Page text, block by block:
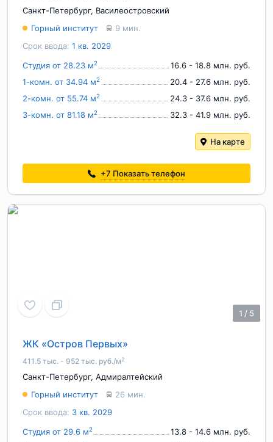
Санкт-Петербург, Василеостровский
Срок ввода: 1 кв. 2029
Горный институт 9 мин.
Студия от 28.23 м2
16.6 - 18.8 млн. руб.
1-комн. от 34.94 м2
20.4 - 27.6 млн. руб.
2-комн. от 55.74 м2
24.3 - 37.6 млн. руб.
3-комн. от 81.18 м2 32.3 - 41.9 млн. руб.
На карте
+7 Показать телефон
1 / 5
ЖК «Остров Первых»
411.5 тыс. - 952 тыс. руб./м2
Санкт-Петербург, Адмиралтейский
Срок ввода: 3 кв. 2029
Горный институт 26 мин.
Студия от 29.6 м2
13.8 - 14.6 млн. руб.